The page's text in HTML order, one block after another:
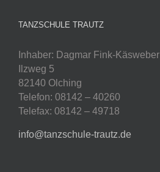
TANZSCHULE TRAUTZ
Inhaber: Dagmar Fink-Käsweber
Ilzweg 5
82140 Olching
Telefon: 08142 – 40260
Telefax: 08142 – 49718
info@tanzschule-trautz.de